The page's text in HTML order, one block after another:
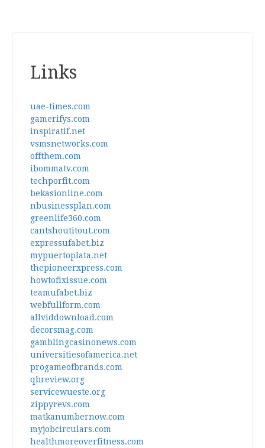
Links
uae-times.com
gamerifys.com
inspiratif.net
vsmsnetworks.com
offthem.com
ibommatv.com
techporfit.com
bekasionline.com
nbusinessplan.com
greenlife360.com
cantshoutitout.com
expressufabet.biz
mypuertoplata.net
thepioneerxpress.com
howtofixissue.com
teamufabet.biz
webfullform.com
allviddownload.com
decorsmag.com
gamblingcasinonews.com
universitiesofamerica.net
progameofbrands.com
qbreview.org
servicewueste.org
zippyrevs.com
matkanumbernow.com
myjobcirculars.com
healthmoreoverfitness.com